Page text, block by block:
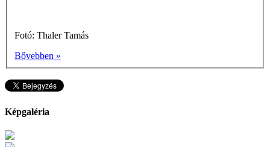
Fotó: Thaler Tamás
Bővebben »
Képgaléria